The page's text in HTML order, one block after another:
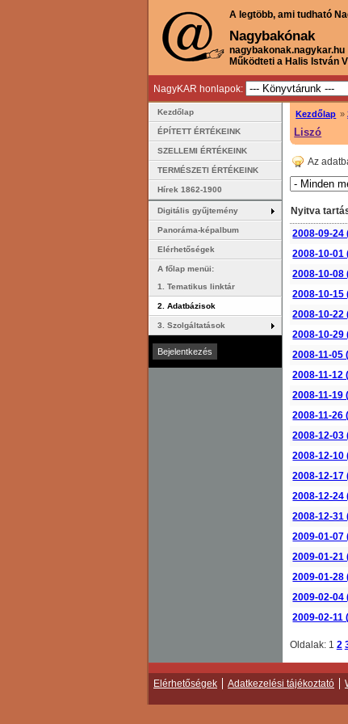
A legtöbb, ami tudható
Nagybakónak
nagybakonak.nagykar.hu
Működteti a Halis István
NagyKAR honlapok:
Kezdőlap »
Liszó
Az
Nyitva
2008-09-24
2008-10-01
2008-10-08
2008-10-15
2008-10-22
2008-10-29
2008-11-05
2008-11-12
2008-11-19
2008-11-26
2008-12-03
2008-12-10
2008-12-17
2008-12-24
2008-12-31
2009-01-07
2009-01-21
2009-01-28
2009-02-04
2009-02-11
Oldalak: 1 2
Kezdőlap
ÉPÍTETT ÉRTÉKEINK
SZELLEMI ÉRTÉKEINK
TERMÉSZETI ÉRTÉKEINK
Hírek 1862-1900
Digitális gyűjtemény
Panoráma-képalbum
Elérhetőségek
A főlap menüi:
1. Tematikus linktár
2. Adatbázisok
3. Szolgáltatások
Elérhetőségek Adatkezelési tájékoztató